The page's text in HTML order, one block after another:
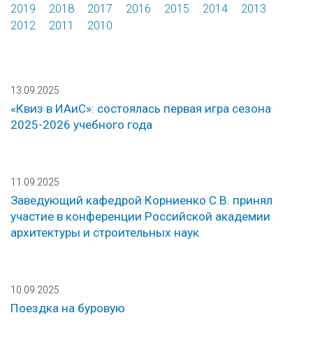
2019
2018 2017 2016 2015 2014
2013
2012
2011 2010
13.09.2025
«Квиз в ИАиС»: состоялась первая игра сезона
2025-2026 учебного года
11.09.2025
Заведующий кафедрой Корниенко С.В. принял
участие в конференции Российской академии
архитектуры и строительных наук
10.09.2025
Поездка на буровую